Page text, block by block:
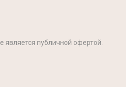
является публичной офертой.